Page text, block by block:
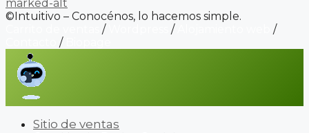
marked-alt
©Intuitivo – Conocénos, lo hacemos simple.
/ /
/
/
Sitio de ventas